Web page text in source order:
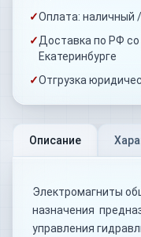
✓Оплата: наличный
✓Доставка по РФ
Екатеринбурге
✓Отгрузка
Описание
Электромагниты
назначения
управления